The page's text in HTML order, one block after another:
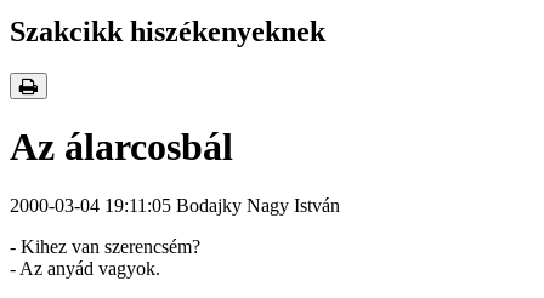
Szakcikk hiszékenyeknek
Az álarcosbál
2000-03-04 19:11:05 Bodajky Nagy István
- Kihez van szerencsém?
- Az anyád vagyok.